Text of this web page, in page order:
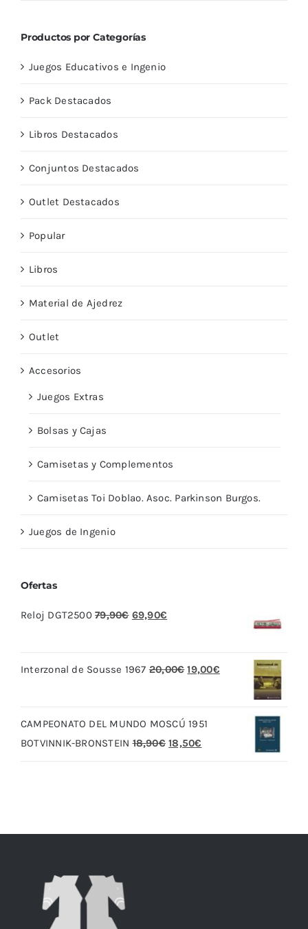
Productos por Categorías
Juegos Educativos e Ingenio
Pack Destacados
Libros Destacados
Conjuntos Destacados
Outlet Destacados
Popular
Libros
Material de Ajedrez
Outlet
Accesorios
Juegos Extras
Bolsas y Cajas
Camisetas y Complementos
Camisetas Toi Doblao. Asoc. Parkinson Burgos.
Juegos de Ingenio
Ofertas
Reloj DGT2500 79,90€ El
era:
69,90€
es:
Interzonal de Sousse 1967 20,00€ El
era:
20,00€.
19,00€El
CAMPEONATO DEL MUNDO MOSCÚ 1951
BOTVINNIK-BRONSTEIN 18,90€ El
18,50€